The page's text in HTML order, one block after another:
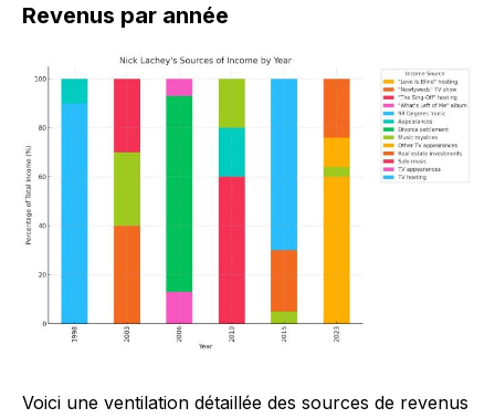
Revenus par année
Voici une ventilation détaillée des sources de revenus